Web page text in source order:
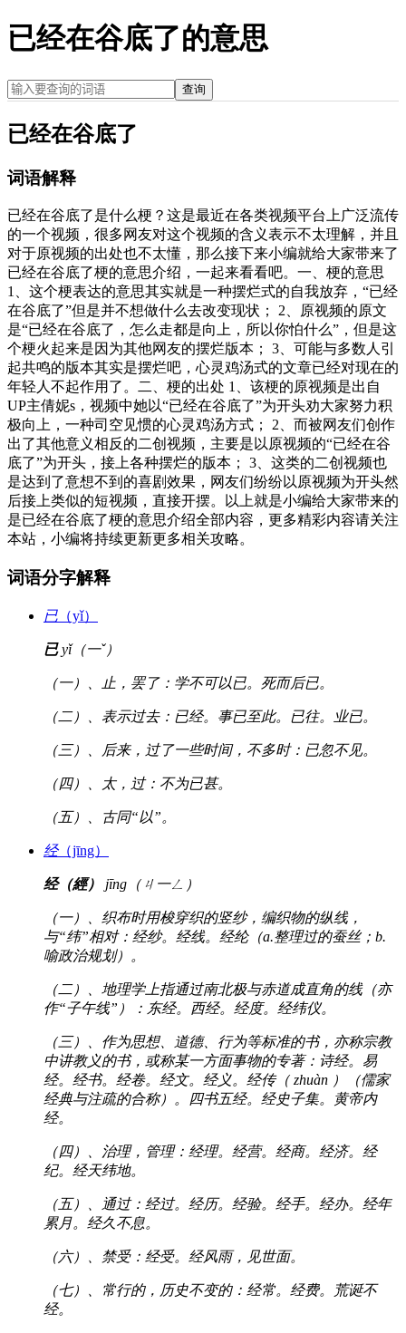
已经在谷底了的意思
查询
已经在谷底了
词语解释
已经在谷底了是什么梗？这是最近在各类视频平台上广泛流传
的一个视频，很多网友对这个视频的含义表示不太理解，并且
对于原视频的出处也不太懂，那么接下来小编就给大家带来了
已经在谷底了梗的意思介绍，一起来看看吧。一、梗的意思
1、这个梗表达的意思其实就是一种摆烂式的自我放弃，“已经
在谷底了”但是并不想做什么去改变现状； 2、原视频的原文
是“已经在谷底了，怎么走都是向上，所以你怕什么”，但是这
个梗火起来是因为其他网友的摆烂版本； 3、可能与多数人引
起共鸣的版本其实是摆烂吧，心灵鸡汤式的文章已经对现在的
年轻人不起作用了。二、梗的出处 1、该梗的原视频是出自
UP主倩妮s，视频中她以“已经在谷底了”为开头劝大家努力积
极向上，一种司空见惯的心灵鸡汤方式； 2、而被网友们创作
出了其他意义相反的二创视频，主要是以原视频的“已经在谷
底了”为开头，接上各种摆烂的版本； 3、这类的二创视频也
是达到了意想不到的喜剧效果，网友们纷纷以原视频为开头然
后接上类似的短视频，直接开摆。以上就是小编给大家带来的
是已经在谷底了梗的意思介绍全部内容，更多精彩内容请关注
本站，小编将持续更新更多相关攻略。
词语分字解释
已 （yǐ）
已yǐ（一ˇ）
（一）、止，罢了：学不可以已。死而后已。
（二）、表示过去：已经。事已至此。已往。业已。
（三）、后来，过了一些时间，不多时：已忽不见。
（四）、太，过：不为已甚。
（五）、古同“以”。
经（jīng）
经（經） jīng（ㄐ一ㄥ）
（一）、织布时用梭穿织的竖纱，编织物的纵线，
与“纬”相对：经纱。经线。经纶（a.整理过的蚕丝；b.
喻政治规划）。
（二）、地理学上指通过南北极与赤道成直角的线（亦
作“子午线”）：东经。西经。经度。经纬仪。
（三）、作为思想、道德、行为等标准的书，亦称宗教
中讲教义的书，或称某一方面事物的专著：诗经。易
经。经书。经卷。经文。经义。经传（ zhuàn ）（儒家
经典与注疏的合称）。四书五经。经史子集。黄帝内
经。
（四）、治理，管理：经理。经营。经商。经济。经
纪。经天纬地。
（五）、通过：经过。经历。经验。经手。经办。经年
累月。经久不息。
（六）、禁受：经受。经风雨，见世面。
（七）、常行的，历史不变的：经常。经费。荒诞不
经。